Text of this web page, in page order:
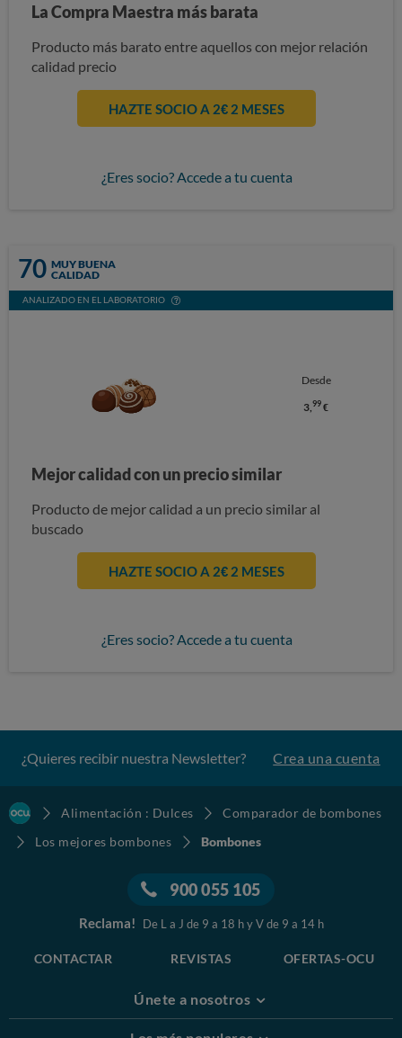
La Compra Maestra más barata
Producto más barato entre aquellos con mejor relación
calidad precio
HAZTE SOCIO A 2€ 2 MESES
¿Eres socio? Accede a tu cuenta
70 MUY BUENA
CALIDAD
ANALIZADO EN EL LABORATORIO
Desde
3,99 €
Mejor calidad con un precio similar
Producto de mejor calidad a un precio similar al
buscado
HAZTE SOCIO A 2€ 2 MESES
¿Eres socio? Accede a tu cuenta
¿Quieres recibir nuestra Newsletter? Crea una cuenta
Alimentación : Dulces
Comparador de bombones
Los mejores bombones
Bombones
900 055 105
Reclama! De L a J de 9 a 18 h y V de 9 a 14 h
CONTACTAR REVISTAS OFERTAS-OCU
Únete a nosotros